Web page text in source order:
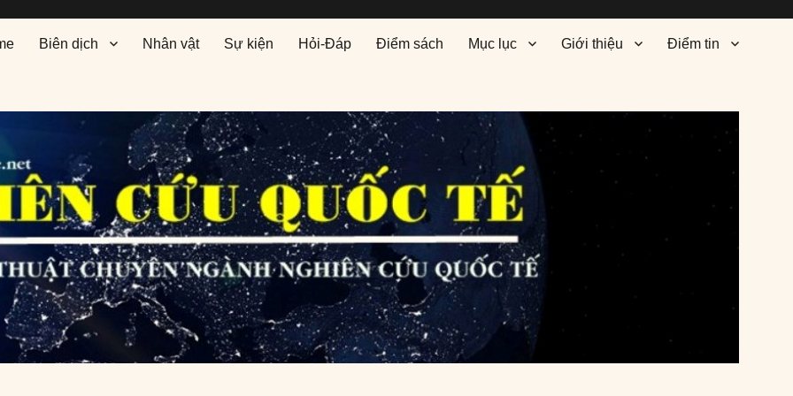
Biên dịch Nhân vật Sự kiện Hỏi-Đáp Điểm sách Mục lục Giới thiệu Điểm tin